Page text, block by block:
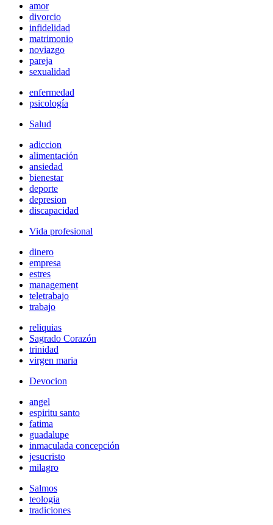
amor
divorcio
infidelidad
matrimonio
noviazgo
pareja
sexualidad
enfermedad
psicología
Salud
adiccion
alimentación
ansiedad
bienestar
deporte
depresion
discapacidad
Vida profesional
dinero
empresa
estres
management
teletrabajo
trabajo
reliquias
Sagrado Corazón
trinidad
virgen maria
Devocion
angel
espiritu santo
fatima
guadalupe
inmaculada concepción
jesucristo
milagro
Salmos
teologia
tradiciones